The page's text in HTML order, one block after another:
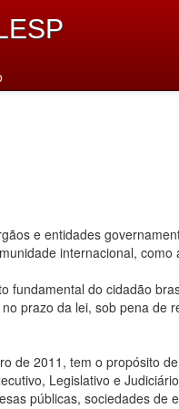
e entidades
internacional,
do cidadão
prazo da lei, sob pena
de 2011, tem o propósito
Legislativo e
públicas, sociedades